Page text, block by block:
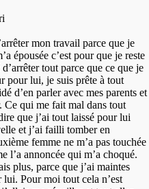
mon travail parce que je
épousée c’est pour que je reste
tout parce que ce que je
pour lui, je suis prête à tout
d’en parler avec mes parents et
Ce qui me fait mal dans tout
que j’ai tout laissé pour lui
et j’ai failli tomber en
femme ne m’a pas touchée
l’a annoncée qui m’a choqué.
plus, parce que j’ai maintes
Pour moi tout cela n’est